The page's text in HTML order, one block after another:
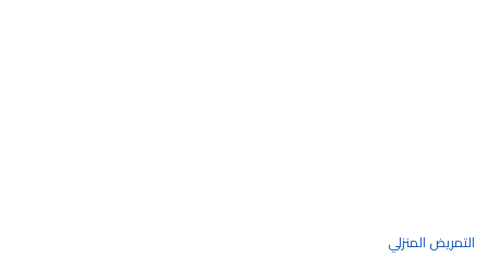
التمريض المنزلي